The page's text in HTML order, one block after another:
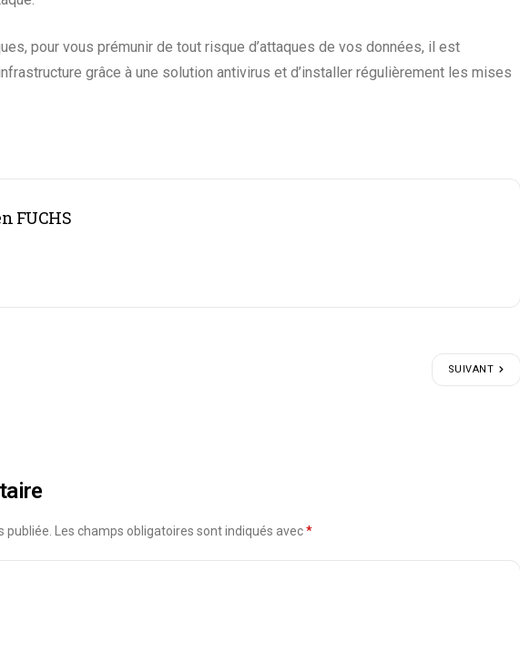
pour vous prémunir de tout risque d’attaques de vos données, il est
grâce à une solution antivirus et d’installer régulièrement les mises
FUCHS
SUIVANT
publiée. Les champs obligatoires sont indiqués avec*